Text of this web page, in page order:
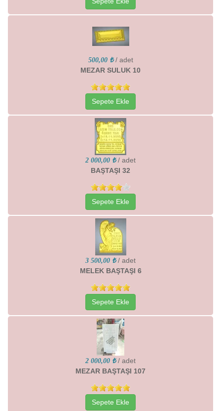
500,00 ₺ / adet
MEZAR SULUK 10
Sepete Ekle
2 000,00 ₺ / adet
BAŞTAŞI 32
Sepete Ekle
3 500,00 ₺ / adet
MELEK BAŞTAŞI 6
Sepete Ekle
2 000,00 ₺ / adet
MEZAR BAŞTAŞI 107
Sepete Ekle